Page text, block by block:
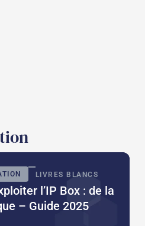
LIVRES BLANCS
l’IP Box : de la
– Guide 2025